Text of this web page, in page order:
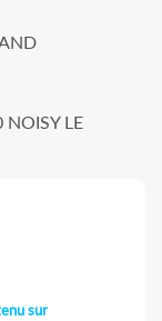
LE
sur